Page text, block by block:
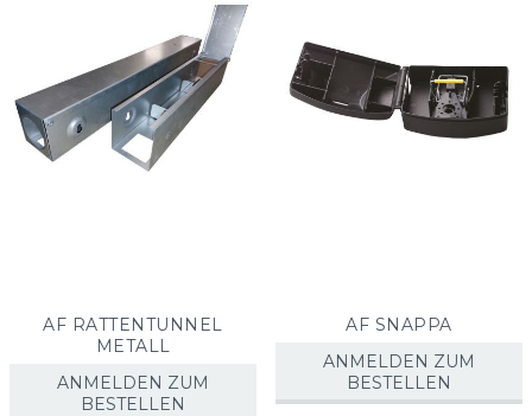
AF RATTENTUNNEL
METALL
ANMELDEN ZUM
BESTELLEN
AF SNAPPA
ANMELDEN ZUM
BESTELLEN